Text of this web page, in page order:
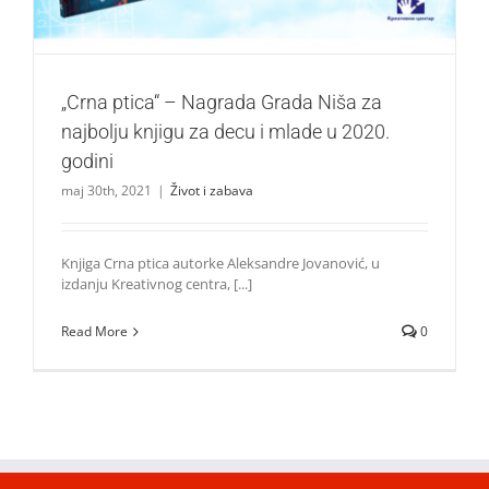
„Crna ptica“ – Nagrada Grada Niša za
najbolju knjigu za decu i mlade u 2020.
godini
maj 30th, 2021 | Život i zabava
Knjiga Crna ptica autorke Aleksandre Jovanović, u
izdanju Kreativnog centra, [...]
Read More 0